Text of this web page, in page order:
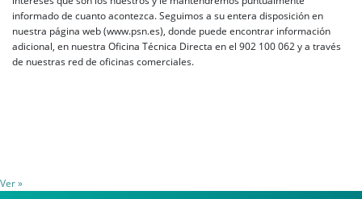
informado de cuanto acontezca. Seguimos a su entera disposición en
nuestra página web (www.psn.es), donde puede encontrar información
adicional, en nuestra Oficina Técnica Directa en el 902 100 062 y a través
de nuestras red de oficinas comerciales.
Ver »